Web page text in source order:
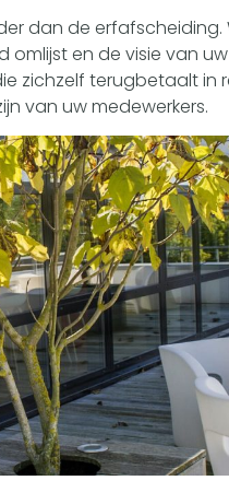
dan de erfafscheiding.
en de visie van
zichzelf terugbetaalt in
van uw medewerkers.